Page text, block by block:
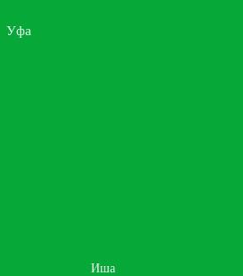
Уфа
Иша